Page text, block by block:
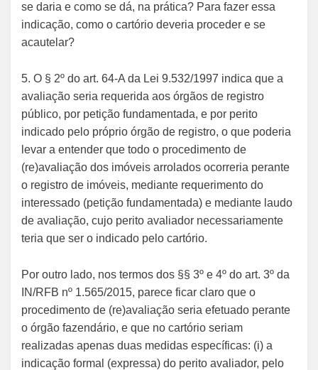
se daria e como se dá, na prática? Para fazer essa
indicação, como o cartório deveria proceder e se
acautelar?
5. O § 2º do art. 64-A da Lei 9.532/1997 indica que a
avaliação seria requerida aos órgãos de registro
público, por petição fundamentada, e por perito
indicado pelo próprio órgão de registro, o que poderia
levar a entender que todo o procedimento de
(re)avaliação dos imóveis arrolados ocorreria perante
o registro de imóveis, mediante requerimento do
interessado (petição fundamentada) e mediante laudo
de avaliação, cujo perito avaliador necessariamente
teria que ser o indicado pelo cartório.
Por outro lado, nos termos dos §§ 3º e 4º do art. 3º da
IN/RFB nº 1.565/2015, parece ficar claro que o
procedimento de (re)avaliação seria efetuado perante
o órgão fazendário, e que no cartório seriam
realizadas apenas duas medidas específicas: (i) a
indicação formal (expressa) do perito avaliador, pelo